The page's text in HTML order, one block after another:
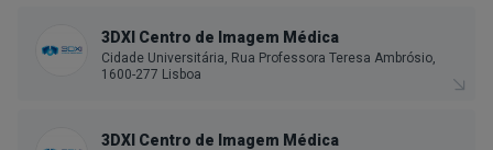
3DXI Centro de Imagem Médica
Cidade Universitária, Rua Professora Teresa Ambrósio,
1600-277 Lisboa
3DXI Centro de Imagem Médica